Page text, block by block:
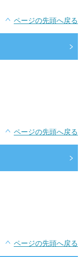
ページの先頭へ戻る
ページの先頭へ戻る
ページの先頭へ戻る